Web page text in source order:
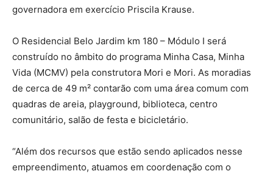
governadora em exercício Priscila Krause.
O Residencial Belo Jardim km 180 – Módulo I será
construído no âmbito do programa Minha Casa, Minha
Vida (MCMV) pela construtora Mori e Mori. As moradias
de cerca de 49 m² contarão com uma área comum com
quadras de areia, playground, biblioteca, centro
comunitário, salão de festa e bicicletário.
“Além dos recursos que estão sendo aplicados nesse
empreendimento, atuamos em coordenação com o